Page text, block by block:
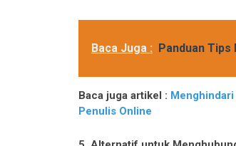
Baca Juga : Panduan
Baca juga artikel :
Penulis Online